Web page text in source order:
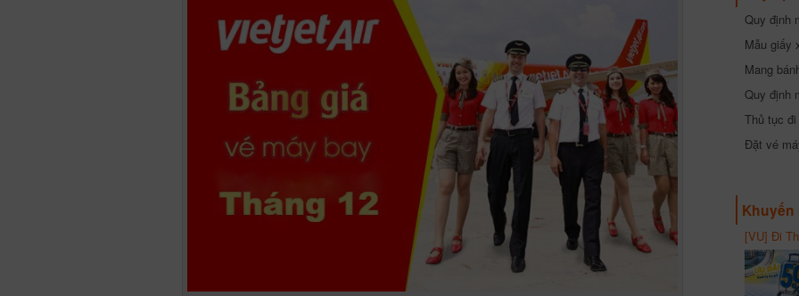
Quy định
cần biết
Mẫu giấy
Mang
Quy định
Thủ tục
Đặt vé
Khuyến
[VU] Đi
giảm 50%